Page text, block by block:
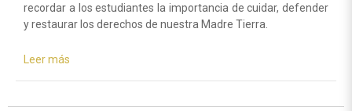
recordar a los estudiantes la importancia de cuidar, defender
y restaurar los derechos de nuestra Madre Tierra.
Leer más